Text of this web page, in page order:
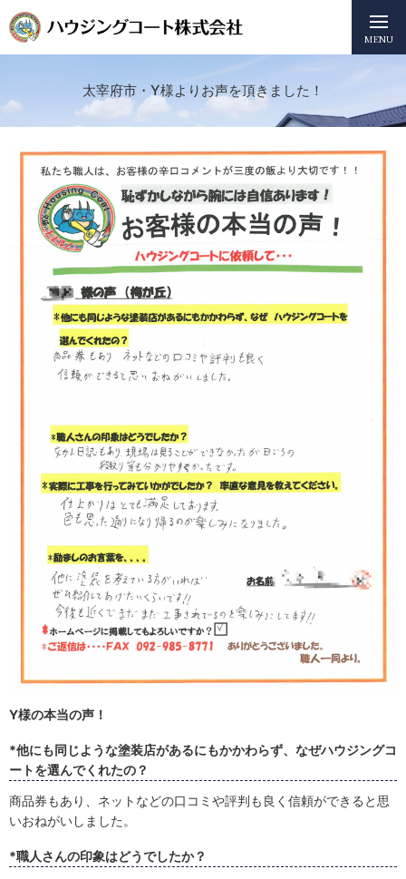
MENU
太宰府市・Y様よりお声を頂きました！
Y様の本当の声！
*他にも同じような塗装店があるにもかかわらず、なぜハウジングコ
ートを選んでくれたの？
商品券もあり、ネットなどの口コミや評判も良く信頼ができると思
いおねがいしました。
*職人さんの印象はどうでしたか？